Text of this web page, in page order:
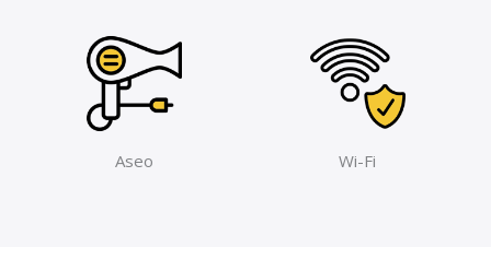
Aseo Wi-Fi